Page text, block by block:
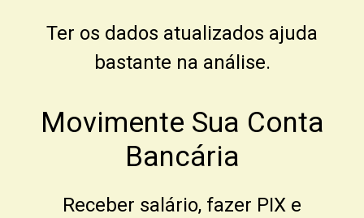
Ter os dados atualizados ajuda
bastante na análise.
Movimente Sua Conta
Bancária
Receber salário, fazer PIX e